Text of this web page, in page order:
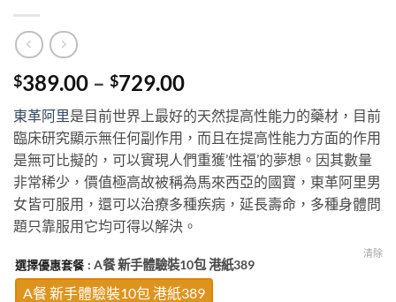
$389.00 – $729.00Price
range:
$389.00
through
$729.00
東革阿里是目前世界上最好的天然提高性能力的藥材，目前
臨床研究顯示無任何副作用，而且在提高性能力方面的作用
是無可比擬的，可以實現人們重獲’性福’的夢想。因其數量
非常稀少，價值極高故被稱為馬來西亞的國寶，東革阿里男
女皆可服用，還可以治療多種疾病，延長壽命，多種身體問
題只靠服用它均可得以解決。
選擇優惠套餐 : A餐 新手體驗裝10包 港紙389
A餐 新手體驗裝10包 港紙389
清除